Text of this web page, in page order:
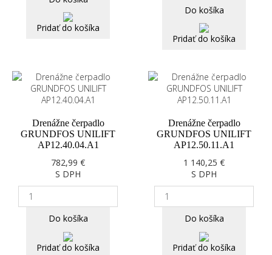
Pridať do košíka
Do košíka
Pridať do košíka
Drenážne čerpadlo
GRUNDFOS UNILIFT
AP12.40.04.A1
782,99 €
S DPH
Do košíka
Pridať do košíka
Drenážne čerpadlo
GRUNDFOS UNILIFT
AP12.50.11.A1
1 140,25 €
S DPH
Do košíka
Pridať do košíka